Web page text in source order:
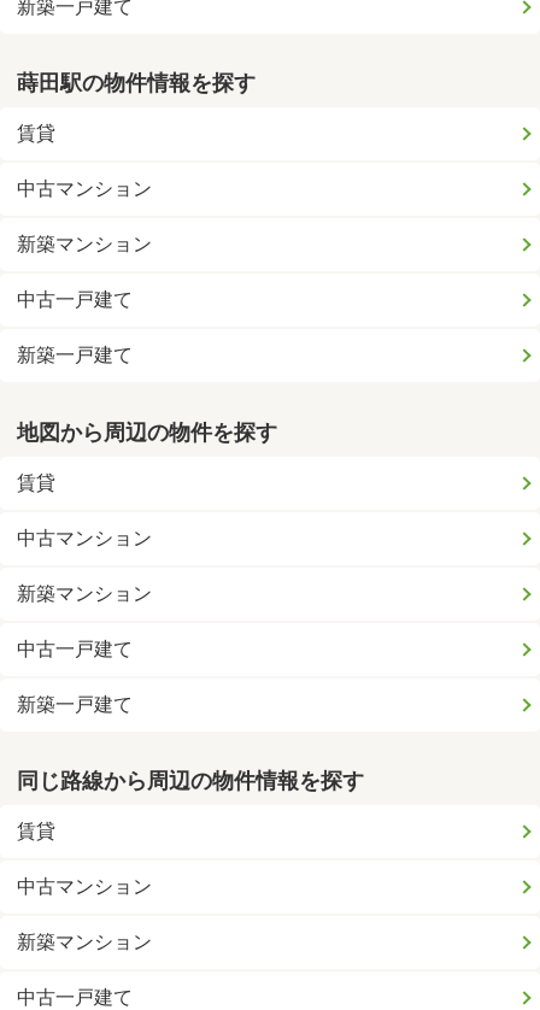
新築一戸建て
蒔田駅の物件情報を探す
賃貸
中古マンション
新築マンション
中古一戸建て
新築一戸建て
地図から周辺の物件を探す
賃貸
中古マンション
新築マンション
中古一戸建て
新築一戸建て
同じ路線から周辺の物件情報を探す
賃貸
中古マンション
新築マンション
中古一戸建て